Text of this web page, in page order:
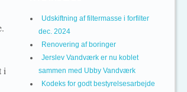
i
Udskiftning af filtermasse i forfilter
dec. 2024
Renovering af boringer
Jerslev Vandværk er nu koblet
sammen med Ubby Vandværk
Kodeks for godt bestyrelsesarbejde